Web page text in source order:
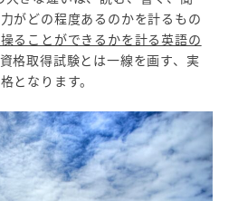
がどの程度あるのかを計るもの
ることができるかを計る英語の
格取得試験とは一線を画す、実
となります。